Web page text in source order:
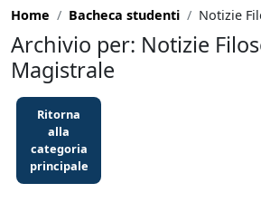
Home Bacheca studenti Notizie
Archivio per: Notizie
Magistrale
Ritorna
alla
categoria
principale